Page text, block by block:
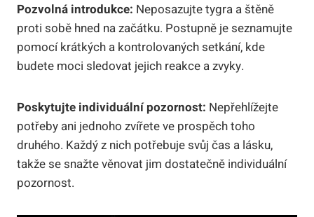
Pozvolná introdukce: Neposazujte tygra a štěně
proti sobě hned na začátku. Postupně je seznamujte
pomocí krátkých a kontrolovaných setkání, kde
budete moci sledovat jejich reakce a zvyky.
Poskytujte individuální pozornost: Nepřehlížejte
potřeby ani jednoho zvířete ve prospěch toho
druhého. Každý z nich potřebuje svůj čas a lásku,
takže se snažte věnovat jim dostatečně individuální
pozornost.